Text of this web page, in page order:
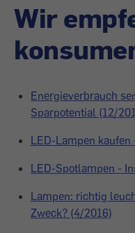
Wir
Energieverbrauch
Sparpotential (12/
LED-Lampen
LED-Spotlampen -
Lampen: richtig
Zweck? (4/2016)